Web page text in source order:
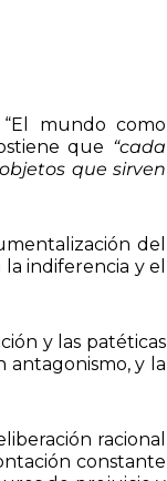
mundo como
que “cada
que sirven
del
indiferencia y el
y las patéticas
antagonismo, y la
racional
constante